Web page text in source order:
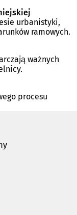
urbanistyki,
ramowych.
ważnych
procesu